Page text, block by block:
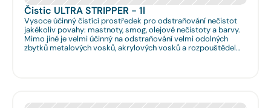
Čistic ULTRA STRIPPER - 1l
Vysoce účinný čistící prostředek pro odstraňování nečistot
jakékoliv povahy: mastnoty, smog, olejové nečistoty a barvy.
Mimo jiné je velmi účinný na odstraňování velmi odolných
zbytků metalových vosků, akrylových vosků a rozpouštědel